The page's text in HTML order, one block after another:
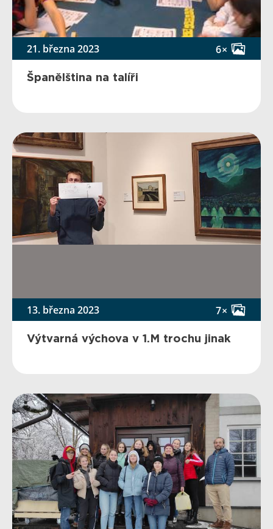
21. března 2023 6×
Španělština na talíři
13. března 2023 7×
Výtvarná výchova v 1.M trochu jinak